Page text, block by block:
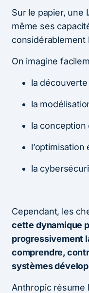
Sur le papier, une
même ses
On imagine
la
la
la conception
la
Cependant, les
cette dynamique
progressivement
comprendre,
systèmes
Anthropic résume